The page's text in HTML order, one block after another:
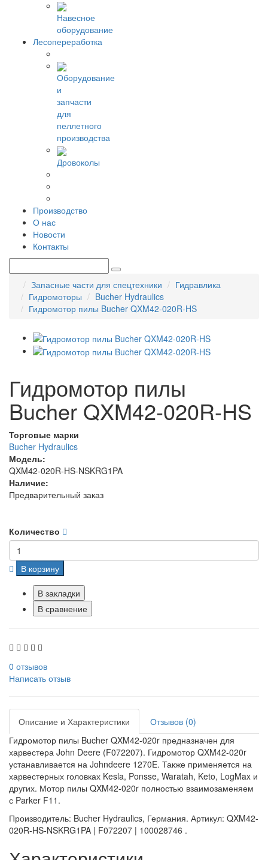
Навесное
оборудование
Лесопереработка
Оборудование
и
запчасти
для
пеллетного
производства
Дровоколы
Производство
О нас
Новости
Контакты
Запасные части для спецтехники
Гидравлика
Гидромоторы
Bucher Hydraulics
Гидромотор пилы Bucher QXM42-020R-HS
Гидромотор пилы
Bucher QXM42-020R-HS
Торговые марки
Bucher Hydraulics
Модель:
QXM42-020R-HS-NSKRG1PA
Наличие:
Предварительный заказ
Количество
В корзину
В закладки
В сравнение
0 отзывов
Написать отзыв
Описание и Характеристики
Отзывов (0)
Гидромотор пилы Bucher QXM42-020r предназначен для
харвестера John Deere (F072207). Гидромотор QXM42-020r
устанавливается на Johndeere 1270E. Также применяется на
харвестерных головках Kesla, Ponsse, Waratah, Keto, LogMax и
других. Мотор пилы QXM42-020r полностью взаимозаменяем
с Parker F11.
Производитель: Bucher Hydraulics, Германия. Артикул: QXM42-
020R-HS-NSKRG1PA | F072207 | 100028746 .